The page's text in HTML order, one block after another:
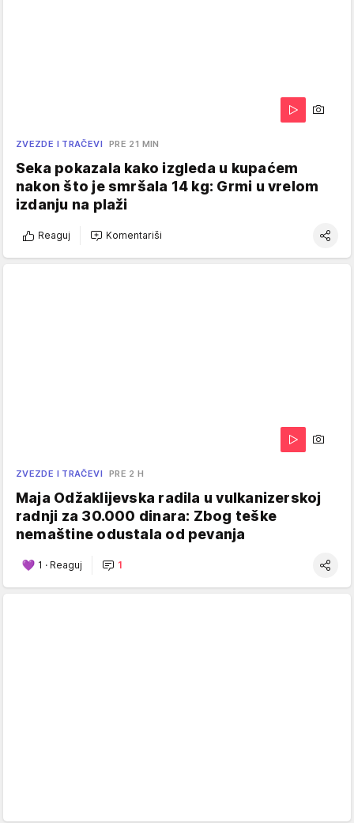
ZVEZDE I TRAČEVI PRE 21 MIN
Seka pokazala kako izgleda u kupaćem
nakon što je smršala 14 kg: Grmi u vrelom
izdanju na plaži
Reaguj Komentariši
ZVEZDE I TRAČEVI PRE 2 H
Maja Odžaklijevska radila u vulkanizerskoj
radnji za 30.000 dinara: Zbog teške
nemaštine odustala od pevanja
1 · Reaguj 1